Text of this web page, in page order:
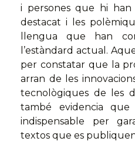
i persones que hi
destacat i les
llengua que han
l’estàndard actual.
per constatar que la
arran de les
tecnològiques de les
també evidencia
indispensable per
textos que es